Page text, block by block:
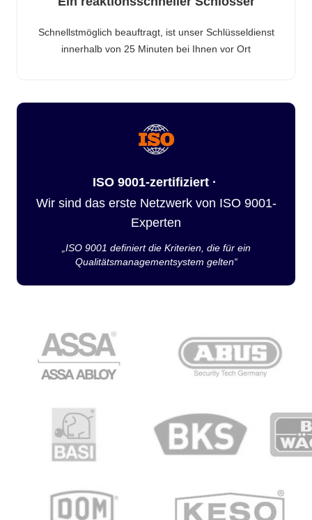
Schnellstmöglich beauftragt, ist unser Schlüsseldienst
innerhalb von 25 Minuten bei Ihnen vor Ort
ISO 9001-zertifiziert ·
Wir sind das erste Netzwerk von ISO 9001-
Experten
„ISO 9001 definiert die Kriterien, die für ein
Qualitätsmanagementsystem gelten“